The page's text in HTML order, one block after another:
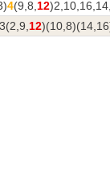
4(9,8, 12
12